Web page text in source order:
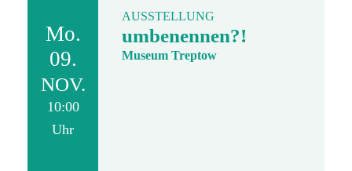
Mo.
09.
NOV.
10:00
Uhr
AUSSTELLUNG
umbenennen?!
Museum Treptow